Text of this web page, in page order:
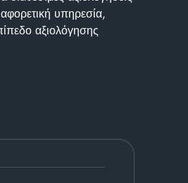
υπηρεσία,
αξιολόγησης